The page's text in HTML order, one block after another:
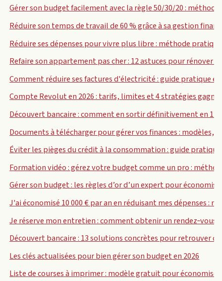
Gérer son budget facilement avec la règle 50/30/20 :
Réduire son temps de travail de 60 % grâce à sa gestion
Réduire ses dépenses pour vivre plus libre : méthode
Refaire son appartement pas cher : 12 astuces pour rénover
Comment réduire ses factures d'électricité : guide pratique et
Compte Revolut en 2026 : tarifs, limites et 4 stratégies
Découvert bancaire : comment en sortir définitivement en 12
Documents à télécharger pour gérer vos finances : modèles,
Éviter les pièges du crédit à la consommation : guide pratique
Formation vidéo : gérez votre budget comme un pro :
Gérer son budget : les règles d’or d’un expert pour
J'ai économisé 10 000 € par an en réduisant mes dépenses :
Je réserve mon entretien : comment obtenir un rendez‑vous
Découvert bancaire : 13 solutions concrètes pour retrouver
Les clés actualisées pour bien gérer son budget en 2026
Liste de courses à imprimer : modèle gratuit pour